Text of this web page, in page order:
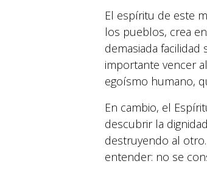
El espíritu de este
los pueblos, crea
demasiada
importante vencer
egoísmo humano,
En cambio, el
descubrir la
destruyendo al
entender: no se